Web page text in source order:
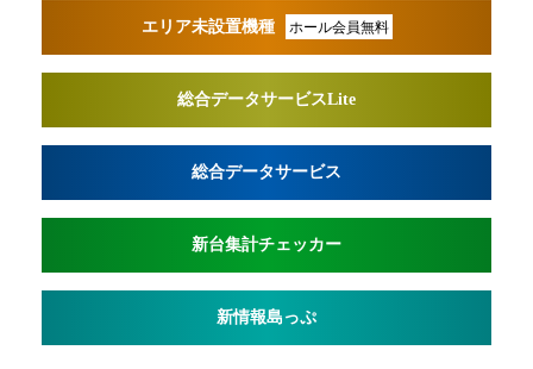
エリア未設置機種 ホール会員無料
総合データサービスLite
総合データサービス
新台集計チェッカー
新情報島っぷ